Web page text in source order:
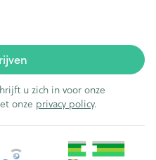
u zich in voor onze
onze privacy policy.